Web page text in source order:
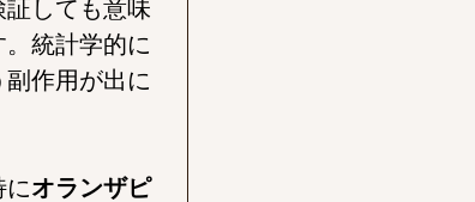
しても意味
統計学的に
作用が出に
にオランザピ